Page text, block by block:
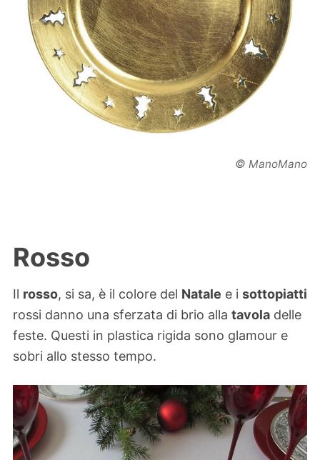
© ManoMano
Rosso
Il rosso, si sa, è il colore del Natale e i sottopiatti
rossi danno una sferzata di brio alla tavola delle
feste. Questi in plastica rigida sono glamour e
sobri allo stesso tempo.